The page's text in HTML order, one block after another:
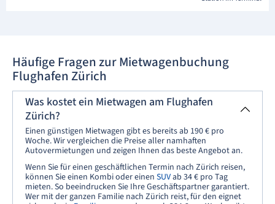
Häufige Fragen zur Mietwagenbuchung
Flughafen Zürich
Was kostet ein Mietwagen am Flughafen
Zürich?
Einen günstigen Mietwagen gibt es bereits ab 190 € pro
Woche. Wir vergleichen die Preise aller namhaften
Autovermietungen und zeigen Ihnen das beste Angebot an.
Wenn Sie für einen geschäftlichen Termin nach Zürich reisen,
können Sie einen Kombi oder einen SUVab 34 € pro Tag
mieten. So beeindrucken Sie Ihre Geschäftspartner garantiert.
Wer mit der ganzen Familie nach Zürich reist, für den eignet